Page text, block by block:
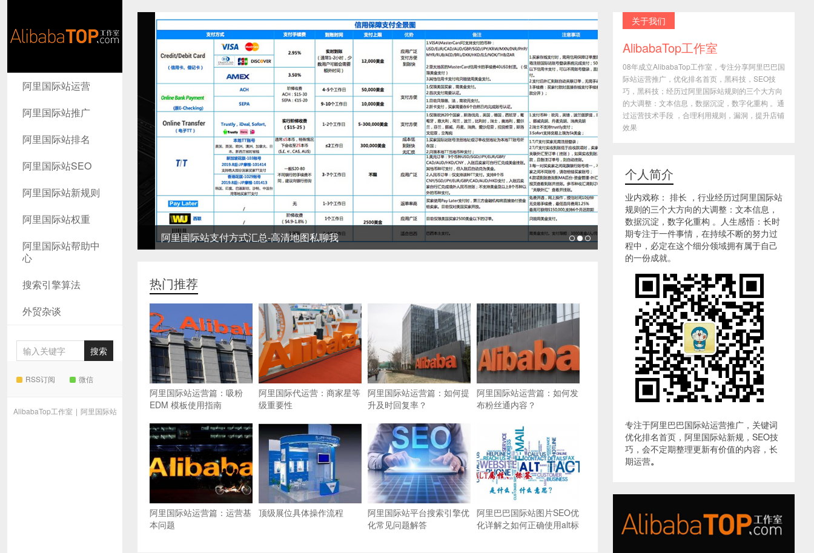
AlibabaTop
工作室
阿里国际站运营
阿里国际站推广
阿里国际站排名
阿里国际站SEO
阿里国际站新规则
阿里国际站权重
阿里国际站帮助中
心
搜索引擎算法
外贸杂谈
RSS订阅 微信
AlibabaTop工作室 | 阿里国际站
阿里国际站支付方式汇总-高清地图私聊我
热门推荐
阿里国际站运营篇：吸粉
EDM 模板使用指南
阿里国际代运营：商家星等
级重要性
阿里国际站运营篇：如何提
升及时回复率？
阿里国际站运营篇：如何发
布粉丝通内容？
阿里国际站运营篇：运营基
本问题
顶级展位具体操作流程
阿里国际站平台搜索引擎优
化常见问题解答
阿里巴巴国际站图片SEO优
化详解之如何正确使用alt标
关于我们
AlibabaTop工作室
08年成立AlibabaTop工作室，专注分享阿里巴巴国
际站运营推广，优化排名首页，黑科技，SEO技
巧，黑科技；经历过阿里国际站规则的三个大方向
的大调整：文本信息，数据沉淀，数字化重构 。通
过运营技术手段 ，合理利用规则，漏洞，提升店铺
效果
个人简介
业内戏称： 排长 ，行业经历过阿里国际站
规则的三个大方向的大调整：文本信息，
数据沉淀，数字化重构 。人生感悟：长时
期专注于一件事情，在持续不断的努力过
程中，必定在这个细分领域拥有属于自己
的一份成就。
专注于阿里巴巴国际站运营推广，关键词
优化排名首页，阿里国际站新规，SEO技
巧，会不定期整理更新有价值的内容，长
期运营。